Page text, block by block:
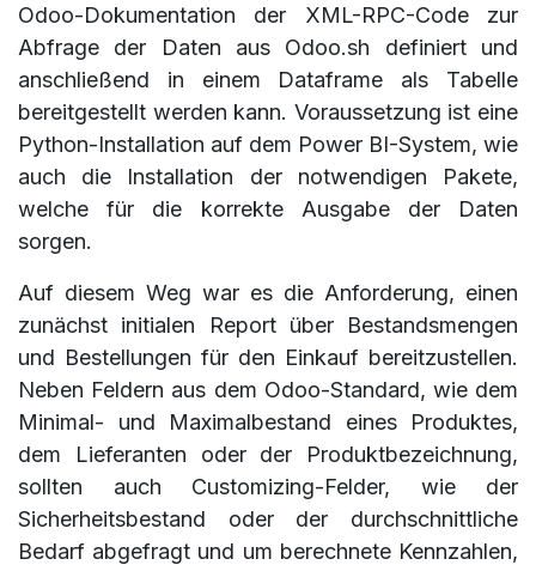
Odoo-Dokumentation der XML-RPC-Code zur
Abfrage der Daten aus Odoo.sh definiert und
anschließend in einem Dataframe als Tabelle
bereitgestellt werden kann. Voraussetzung ist eine
Python-Installation auf dem Power BI-System, wie
auch die Installation der notwendigen Pakete,
welche für die korrekte Ausgabe der Daten
sorgen.
Auf diesem Weg war es die Anforderung, einen
zunächst initialen Report über Bestandsmengen
und Bestellungen für den Einkauf bereitzustellen.
Neben Feldern aus dem Odoo-Standard, wie dem
Minimal- und Maximalbestand eines Produktes,
dem Lieferanten oder der Produktbezeichnung,
sollten auch Customizing-Felder, wie der
Sicherheitsbestand oder der durchschnittliche
Bedarf abgefragt und um berechnete Kennzahlen,